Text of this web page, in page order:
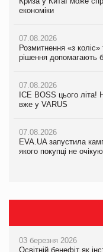
економіки
07.08.2026
Розмитнення «з коліс»
рішення допомагають
07.08.2026
ICE BOSS цього літа!
вже у VARUS
07.08.2026
EVA.UA запустила
якого покупці не
ICE BOSS цього літа!
07.08.2026
EVA.UA запустила
06.08.2026
Смачна новинка для
05.08.2026
Мережа супермаркетів
економіки
07.08.2026
Kraft Heinz скоротила
Продажі Hugo Boss
03 березня 2026
Освітній бенефіт як